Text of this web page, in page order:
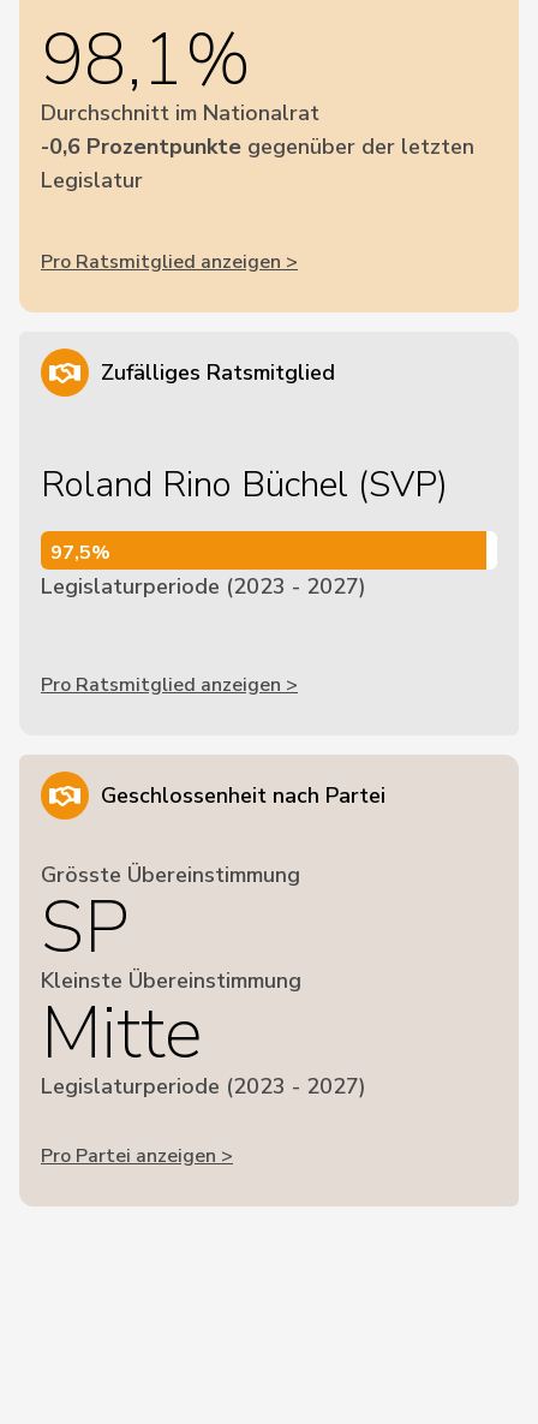
98,1%
Durchschnitt im Nationalrat
-0,6 Prozentpunkte gegenüber der letzten
Legislatur
Pro Ratsmitglied anzeigen >
Zufälliges Ratsmitglied
Roland Rino Büchel (SVP)
97,5%
97,5%
Legislaturperiode (2023 - 2027)
Pro Ratsmitglied anzeigen >
Geschlossenheit nach Partei
Grösste Übereinstimmung
SP
Kleinste Übereinstimmung
Mitte
Legislaturperiode (2023 - 2027)
Pro Partei anzeigen >